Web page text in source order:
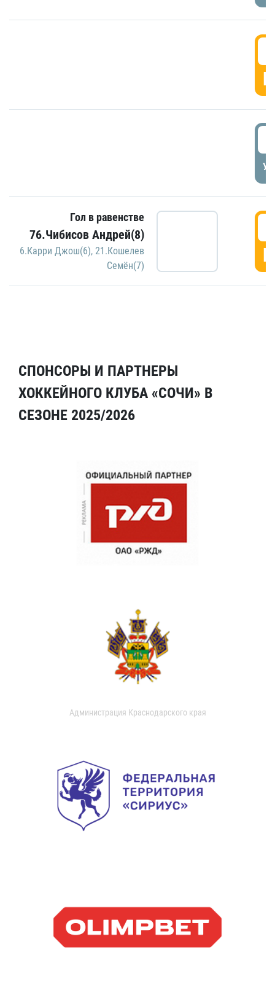
Гол в равенстве
76.Чибисов Андрей(8)
6.Карри Джош(6), 21.Кошелев
Семён(7)
СПОНСОРЫ И ПАРТНЕРЫ
ХОККЕЙНОГО КЛУБА «СОЧИ» В
СЕЗОНЕ 2025/2026
Администрация Краснодарского края